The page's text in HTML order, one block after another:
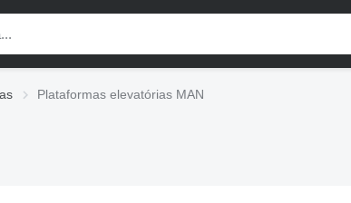
Plataformas elevatórias MAN